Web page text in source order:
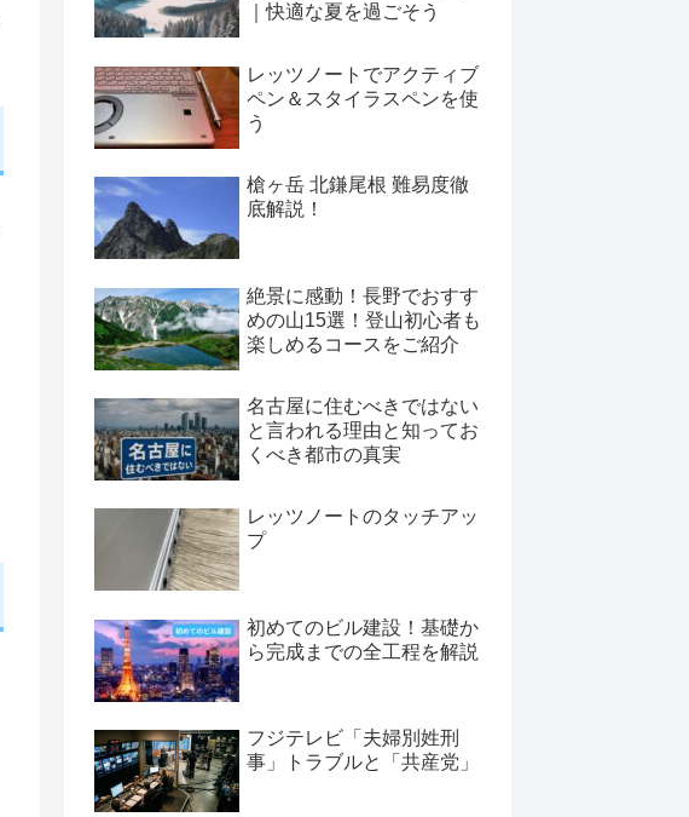
｜快適な夏を過ごそう
レッツノートでアクティブ
ペン＆スタイラスペンを使
う
槍ヶ岳 北鎌尾根 難易度徹
底解説！
絶景に感動！長野でおすす
めの山15選！登山初心者も
楽しめるコースをご紹介
名古屋に住むべきではない
と言われる理由と知ってお
くべき都市の真実
レッツノートのタッチアッ
プ
初めてのビル建設！基礎か
ら完成までの全工程を解説
フジテレビ「夫婦別姓刑
事」トラブルと「共産党」